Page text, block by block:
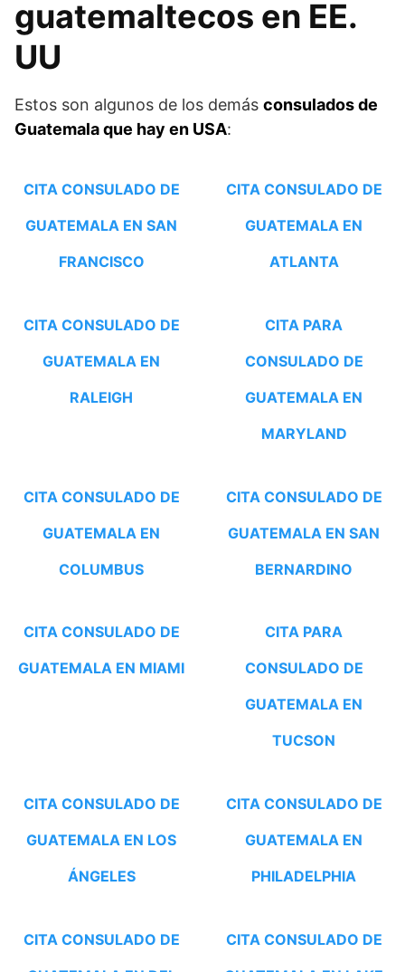
guatemaltecos en EE.
UU
Estos son algunos de los demás consulados de
Guatemala que hay en USA:
CITA CONSULADO DE
GUATEMALA EN SAN
FRANCISCO
CITA CONSULADO DE
GUATEMALA EN
ATLANTA
CITA CONSULADO DE
GUATEMALA EN
RALEIGH
CITA PARA
CONSULADO DE
GUATEMALA EN
MARYLAND
CITA CONSULADO DE
GUATEMALA EN
COLUMBUS
CITA CONSULADO DE
GUATEMALA EN SAN
BERNARDINO
CITA CONSULADO DE
GUATEMALA EN MIAMI
CITA PARA
CONSULADO DE
GUATEMALA EN
TUCSON
CITA CONSULADO DE
GUATEMALA EN LOS
ÁNGELES
CITA CONSULADO DE
GUATEMALA EN
PHILADELPHIA
CITA CONSULADO DE
CITA CONSULADO DE